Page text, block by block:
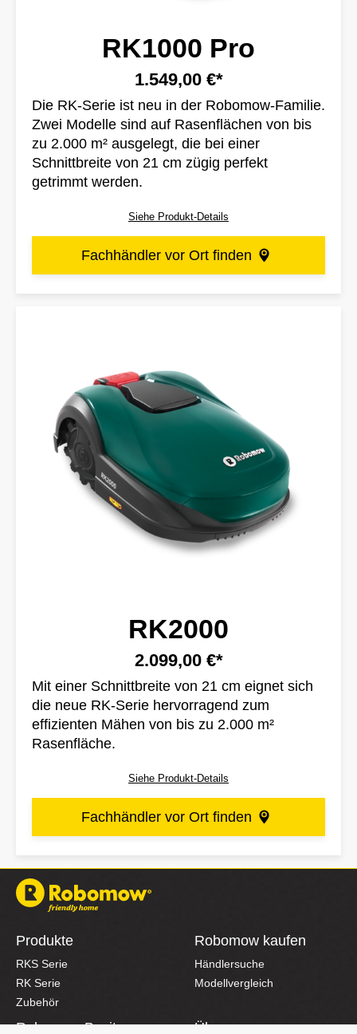
RK1000 Pro
1.549,00 €*
Die RK-Serie ist neu in der Robomow-Familie.
Zwei Modelle sind auf Rasenflächen von bis
zu 2.000 m² ausgelegt, die bei einer
Schnittbreite von 21 cm zügig perfekt
getrimmt werden.
Siehe Produkt-Details
Fachhändler vor Ort finden
RK2000
2.099,00 €*
Mit einer Schnittbreite von 21 cm eignet sich
die neue RK-Serie hervorragend zum
effizienten Mähen von bis zu 2.000 m²
Rasenfläche.
Siehe Produkt-Details
Fachhändler vor Ort finden
Produkte
RKS Serie
RK Serie
Zubehör
Robomow kaufen
Händlersuche
Modellvergleich
Robomow Besitzer Über uns